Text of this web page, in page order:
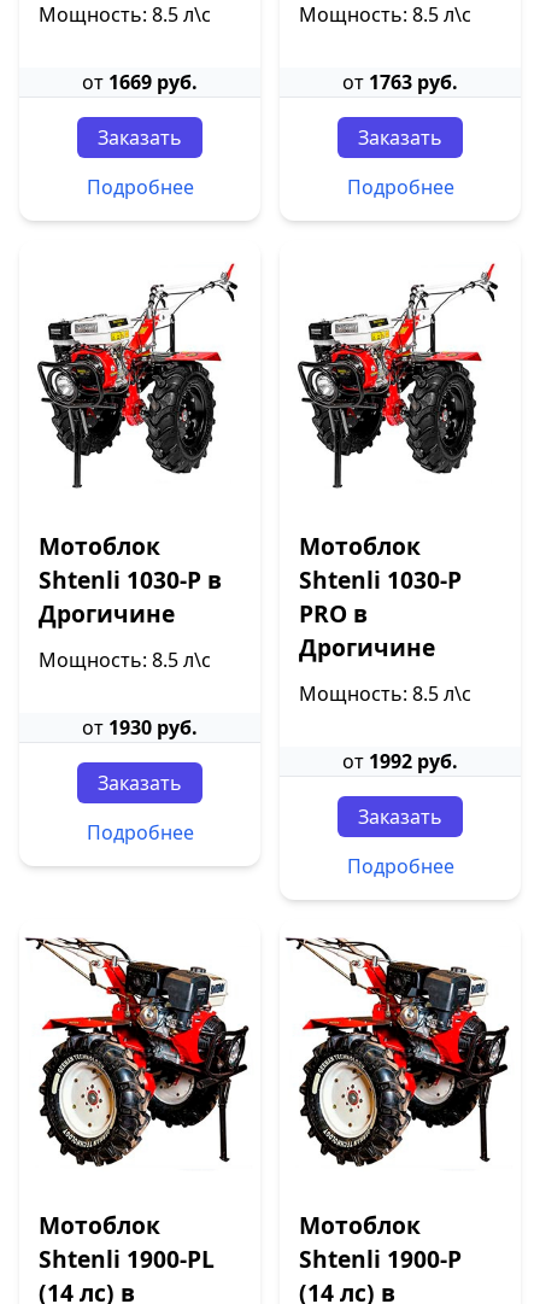
Мощность: 8.5 л\с
от 1669 руб.
Заказать
Подробнее
Мощность: 8.5 л\с
от 1763 руб.
Заказать
Подробнее
Мотоблок
Shtenli 1030-P в
Дрогичине
Мощность: 8.5 л\с
от 1930 руб.
Заказать
Подробнее
Мотоблок
Shtenli 1030-P
PRO в
Дрогичине
Мощность: 8.5 л\с
от 1992 руб.
Заказать
Подробнее
Мотоблок
Shtenli 1900-PL
(14 лс) в
Мотоблок
Shtenli 1900-P
(14 лс) в